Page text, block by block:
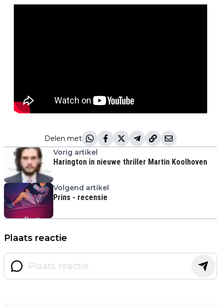
Delen met
Vorig artikel
Harington in nieuwe thriller Martin Koolhoven
Volgend artikel
Prins - recensie
Plaats reactie